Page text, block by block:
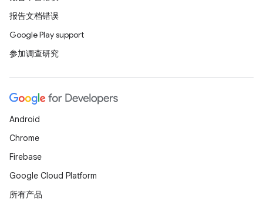
报告文档错误
Google Play support
参加调查研究
Android
Chrome
Firebase
Google Cloud Platform
所有产品